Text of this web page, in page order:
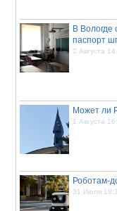
В Вологде
паспорт
2 Августа
Может ли
1 Августа
Роботам-
31 Июля